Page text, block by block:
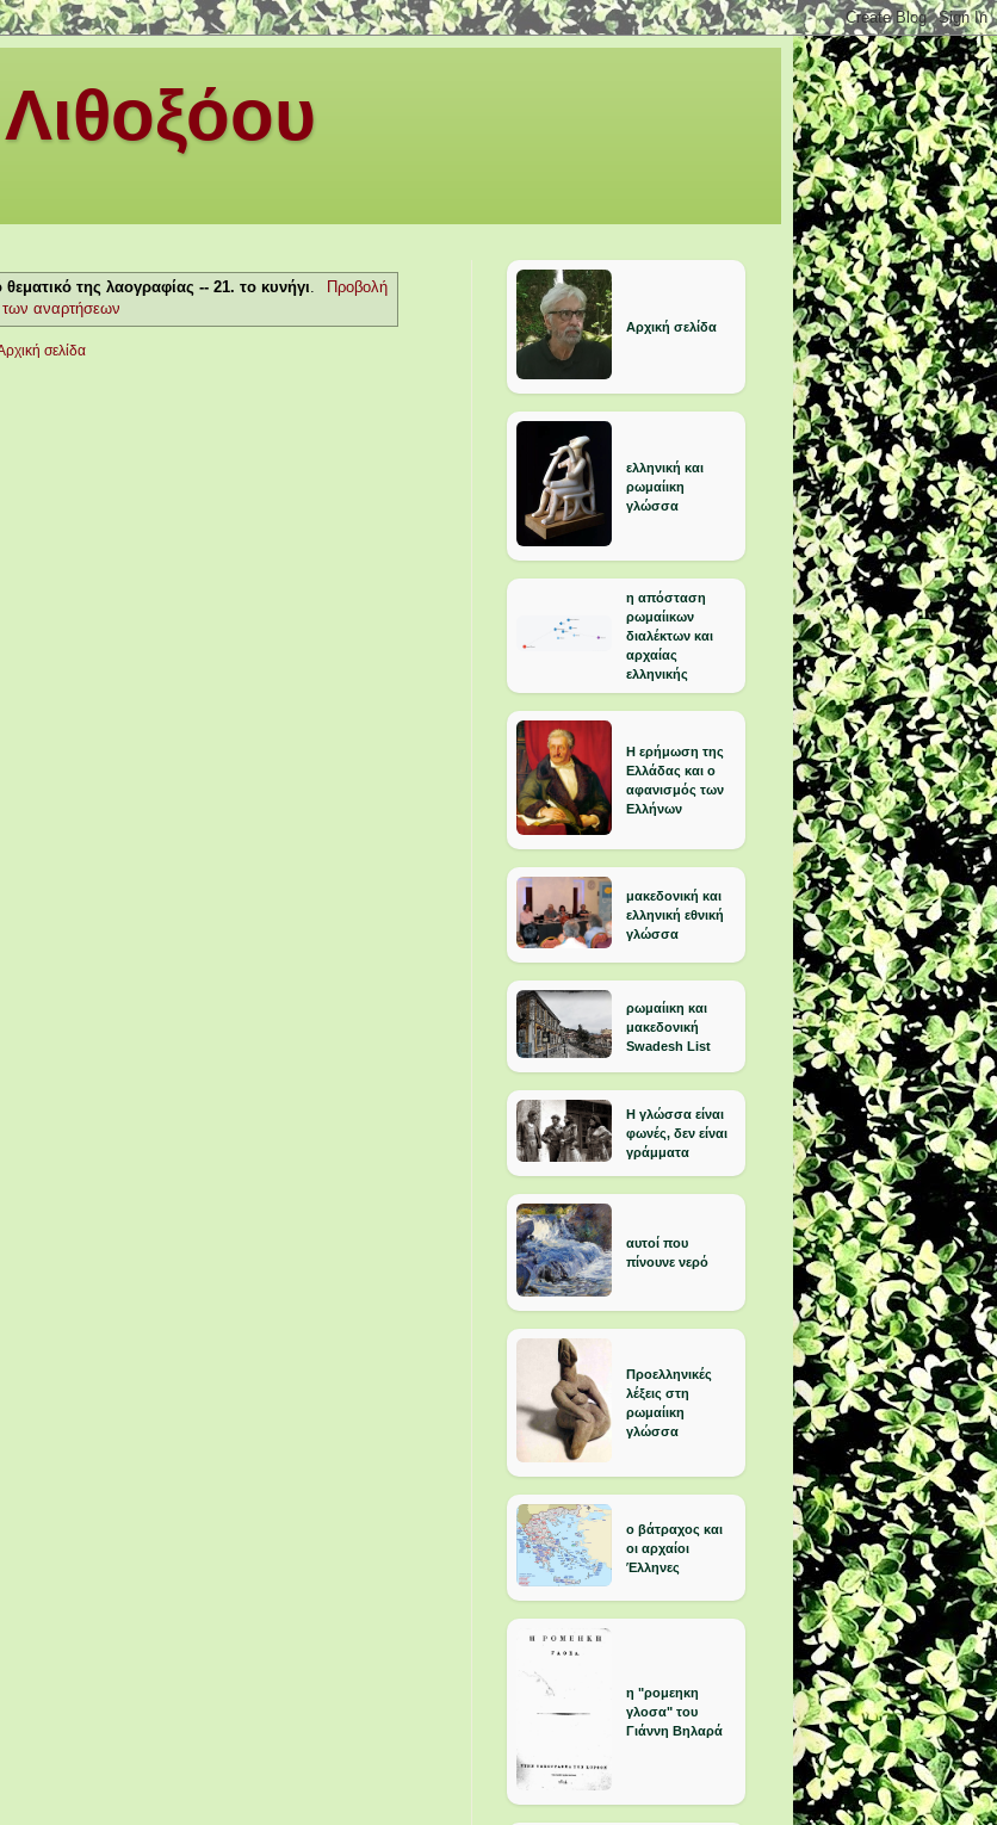
θεματικό της λαογραφίας -- 21. το κυνήγι
Προβολή
αναρτήσεων
σελίδα
Αρχική σελίδα
ελληνική και
ρωμαίικη
γλώσσα
η απόσταση
ρωμαίικων
διαλέκτων και
αρχαίας
ελληνικής
Η ερήμωση της
Ελλάδας και ο
αφανισμός των
Ελλήνων
μακεδονική και
ελληνική εθνική
γλώσσα
ρωμαίικη και
μακεδονική
Swadesh List
Η γλώσσα είναι
φωνές, δεν είναι
γράμματα
αυτοί που
πίνουνε νερό
Προελληνικές
λέξεις στη
ρωμαίικη
γλώσσα
ο βάτραχος και
οι αρχαίοι
Έλληνες
η "ρομεηκη
γλοσα" του
Γιάννη Βηλαρά